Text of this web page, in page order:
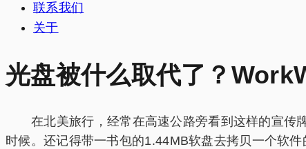
联系我们
关于
光盘被什么取代了？
在北美旅行，经常在高速公路旁看到这样的宣传牌
时候。还记得带一书包的1.44MB软盘去拷贝一个软